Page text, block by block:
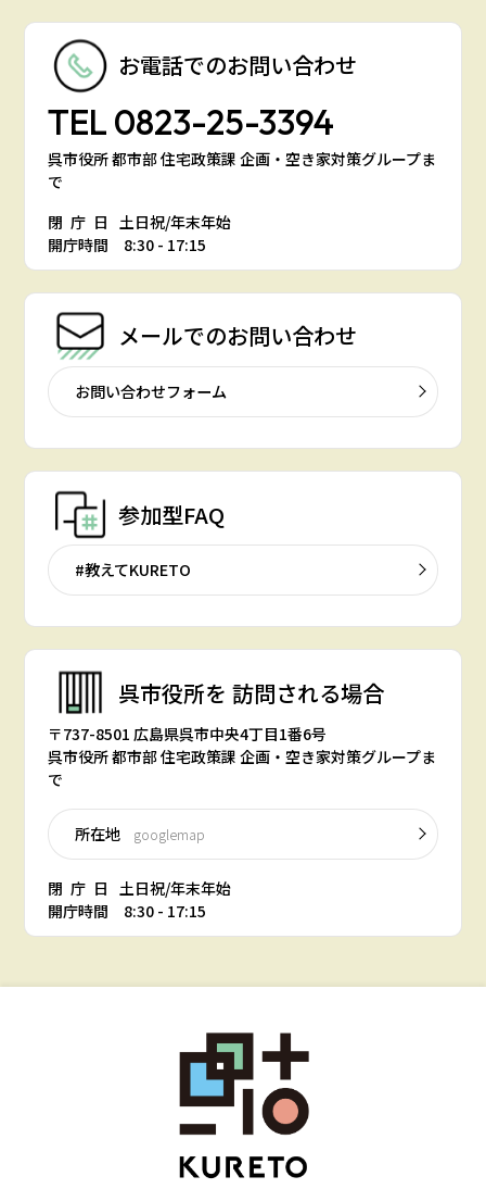
お電話でのお問い合わせ
TEL 0823-25-3394
呉市役所 都市部 住宅政策課 企画・空き家対策グループま
で
閉庁日
土日祝/年末年始
開庁時間 8:30 - 17:15
メールでのお問い合わせ
お問い合わせフォーム
参加型FAQ
#教えてKURETO
呉市役所を 訪問される場合
〒737-8501 広島県呉市中央4丁目1番6号
呉市役所 都市部 住宅政策課 企画・空き家対策グループま
で
所在地 googlemap
閉庁日
土日祝/年末年始
開庁時間 8:30 - 17:15